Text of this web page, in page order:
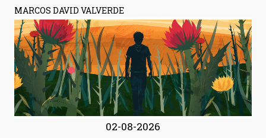
MARCOS DAVID VALVERDE
02-08-2026